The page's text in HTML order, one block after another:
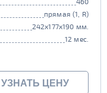
прямая (1, R)
242x177x190 мм.
12 мес.
УЗНАТЬ ЦЕНУ